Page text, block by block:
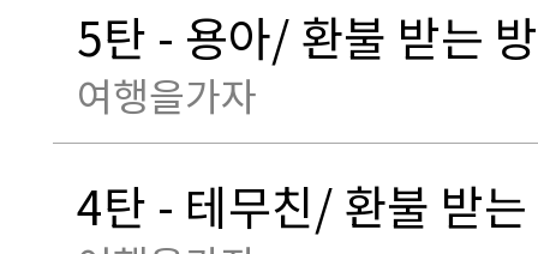
5탄 - 용아/ 환불 받는
여행을가자
4탄 - 테무친/ 환불 받